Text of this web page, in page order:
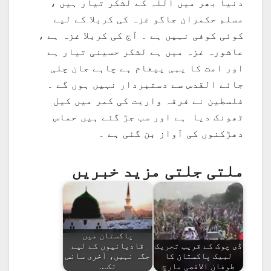
دنیا بھر میں اللہ کے لشکر تیار ہیں ،
مسلم حکمران جاگو غزہ کی کربلا کے لیے
کوئی کوفی نہیں ہے ۔ آج کی کربلا غزہ ہے ،
عاشورہ غزہ میں ہے لشکر حسینی تیار ہے
اور امت کا یہی پیغام ہے چاہے جان چلی
جائے القدس سے دستبردار نہیں ہوں گے ۔
فلسطین نے فرقہ واریت کی کمر میں کیل
ٹھونک دیا ہے اور سب جڑ گئے ہیں حماس
دھڑکنوں کی آواز بن گئی ہے ۔
ملتی جلتی مزید خبریں
ڈی چوک کے قریب تحریک
لبیک پاکستان کا
طوفان الاقصی مارچ
پاکستان میں
قادیانیوں کے لیے
جگہ نہیں، آخری سانس
تک…